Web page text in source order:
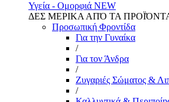
Υγεία - Ομορφιά NEW
ΔΕΣ ΜΕΡΙΚΑ ΑΠΌ ΤΑ
Προσωπική Φροντίδα
Για την Γυναίκα
/
Για τον Άνδρα
/
Ζυγαριές Σώματος &
/